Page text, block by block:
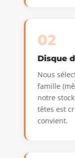
02
Disque
Nous
famille
notre
têtes est
convient.